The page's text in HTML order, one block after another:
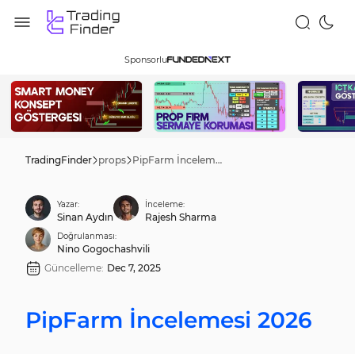
Sponsorlu
TradingFinder props PipFarm İncelemesi 2026
Yazar:
Sinan Aydın
İnceleme:
Rajesh Sharma
Doğrulanması:
Nino Gogochashvili
Güncelleme: Dec 7, 2025
PipFarm İncelemesi 2026